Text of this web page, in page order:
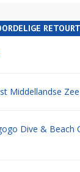
Middellandse
Dive & Beach